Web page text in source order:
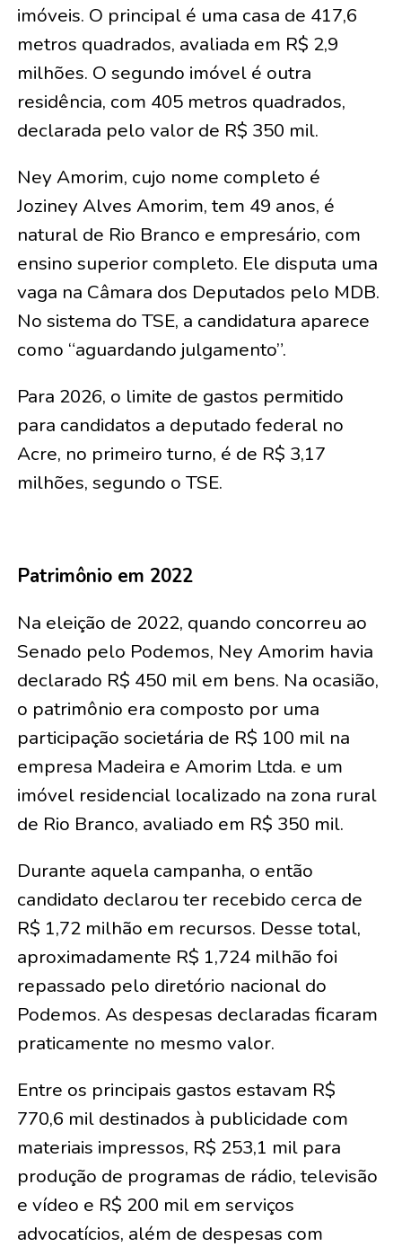
imóveis. O principal é uma casa de 417,6
metros quadrados, avaliada em R$ 2,9
milhões. O segundo imóvel é outra
residência, com 405 metros quadrados,
declarada pelo valor de R$ 350 mil.
Ney Amorim, cujo nome completo é
Joziney Alves Amorim, tem 49 anos, é
natural de Rio Branco e empresário, com
ensino superior completo. Ele disputa uma
vaga na Câmara dos Deputados pelo MDB.
No sistema do TSE, a candidatura aparece
como “aguardando julgamento”.
Para 2026, o limite de gastos permitido
para candidatos a deputado federal no
Acre, no primeiro turno, é de R$ 3,17
milhões, segundo o TSE.
Patrimônio em 2022
Na eleição de 2022, quando concorreu ao
Senado pelo Podemos, Ney Amorim havia
declarado R$ 450 mil em bens. Na ocasião,
o patrimônio era composto por uma
participação societária de R$ 100 mil na
empresa Madeira e Amorim Ltda. e um
imóvel residencial localizado na zona rural
de Rio Branco, avaliado em R$ 350 mil.
Durante aquela campanha, o então
candidato declarou ter recebido cerca de
R$ 1,72 milhão em recursos. Desse total,
aproximadamente R$ 1,724 milhão foi
repassado pelo diretório nacional do
Podemos. As despesas declaradas ficaram
praticamente no mesmo valor.
Entre os principais gastos estavam R$
770,6 mil destinados à publicidade com
materiais impressos, R$ 253,1 mil para
produção de programas de rádio, televisão
e vídeo e R$ 200 mil em serviços
advocatícios, além de despesas com